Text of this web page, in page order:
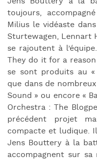
toujours,
Milius le vidéaste
Sturtewagen, Lennart
se rajoutent à
They do it for a
se sont produits au
que dans de
Sound » ou encore «
Orchestra : The
précédent projet
compacte et ludique.
Jens Bouttery à la
accompagnent sur sa